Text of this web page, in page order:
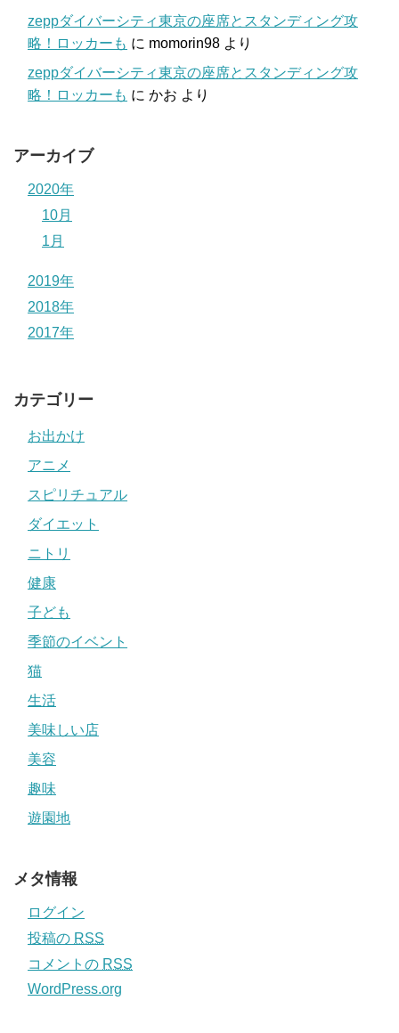
zeppダイバーシティ東京の座席とスタンディング攻
略！ロッカーも に momorin98 より
zeppダイバーシティ東京の座席とスタンディング攻
略！ロッカーも に かお より
アーカイブ
2020年
10月
1月
2019年
2018年
2017年
カテゴリー
お出かけ
アニメ
スピリチュアル
ダイエット
ニトリ
健康
子ども
季節のイベント
猫
生活
美味しい店
美容
趣味
遊園地
メタ情報
ログイン
投稿の RSS
コメントの RSS
WordPress.org